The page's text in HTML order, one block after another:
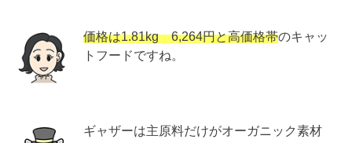
価格は1.81kg 6,264円と高価格帯のキャッ
トフードですね。
ギャザーは主原料だけがオーガニック素材